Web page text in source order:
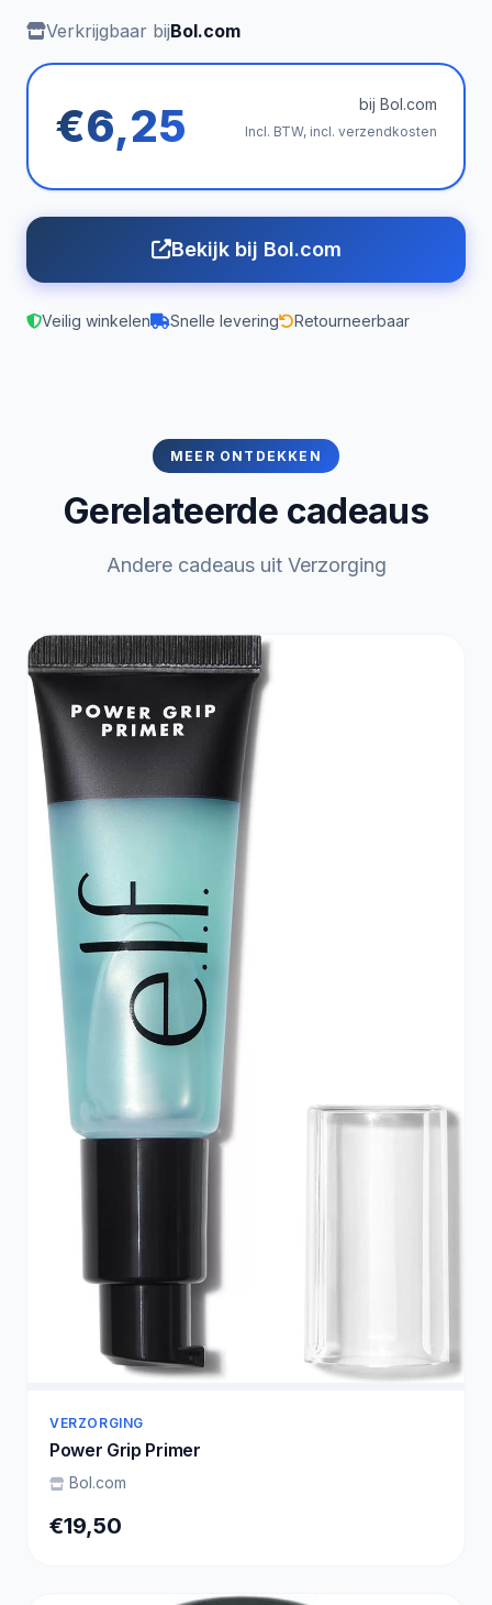
Verkrijgbaar bijBol.com
€6,25 bij Bol.com
Incl. BTW, incl. verzendkosten
Bekijk bij Bol.com
Veilig winkelen Snelle levering Retourneerbaar
MEER ONTDEKKEN
Gerelateerde cadeaus
Andere cadeaus uit Verzorging
VERZORGING
Power Grip Primer
Bol.com
€19,50